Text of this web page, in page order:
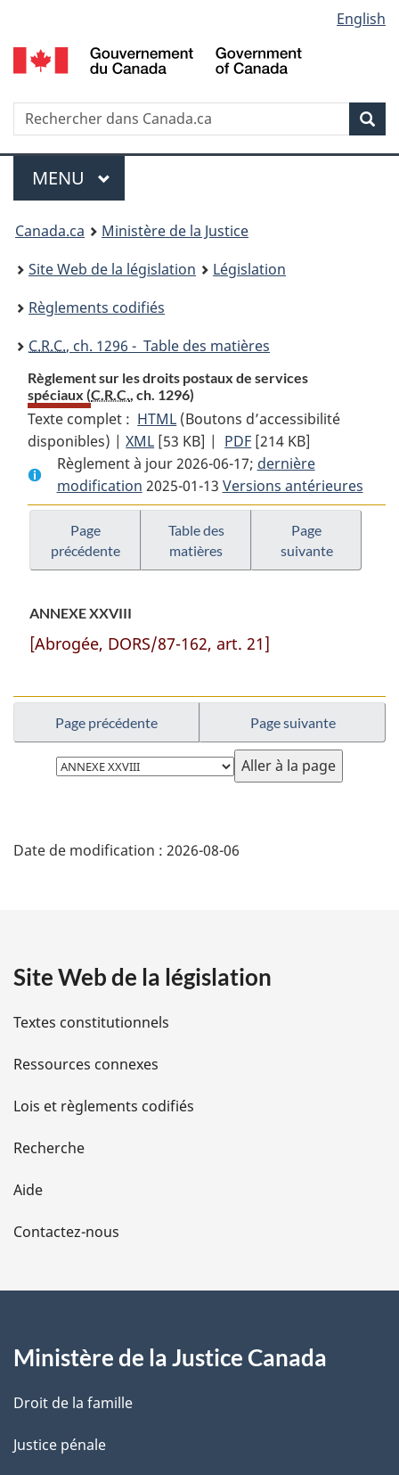
au
contenu
propos
de
la
HTML
simplifiée
selection
English
Recherche
Menu
MENU PRINCIPAL
You
are
here:
Canada.ca
Ministère de la Justice
Site Web de la législation
Législation
Règlements codifiés
C.R.C., ch. 1296 - Table des matières
Règlement sur les droits postaux de services
spéciaux (C.R.C., ch. 1296)
Texte complet : HTML Texte
complet
:
Règlement
sur
les
droits
postaux
spéciaux
(Boutons d’accessibilité
disponibles) |XML Texte
complet
:
Règlement
sur
les
droits
services
[53 KB] | PDF Texte
complet
:
Règlement
droits
services
[214 KB]
Règlement à jour 2026-06-17; dernière
modification 2025-01-13 Versions antérieures
Page
précédente
Table des
matières
Page
suivante
ANNEXE XXVIII
[Abrogée, DORS/87-162, art. 21]
Page précédente Page suivante
Choisissez
la
é
i
l
s
d
e
l
a
e
Date de modification : 2026-08-06
Site Web de la législation
Textes constitutionnels
Ressources connexes
Lois et règlements codifiés
Recherche
Aide
Contactez-nous
Ministère de la Justice Canada
Droit de la famille
Justice pénale